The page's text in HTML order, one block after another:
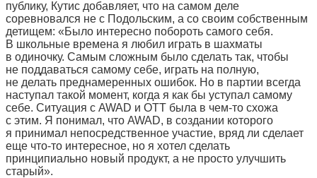
публику, Кутис добавляет, что на самом деле
соревновался не с Подольским, а со своим собственным
детищем: «Было интересно побороть самого себя.
В школьные времена я любил играть в шахматы
в одиночку. Самым сложным было сделать так, чтобы
не поддаваться самому себе, играть на полную,
не делать преднамеренных ошибок. Но в партии всегда
наступал такой момент, когда я как бы уступал самому
себе. Ситуация с AWAD и OTT была в чем-то схожа
с этим. Я понимал, что AWAD, в создании которого
я принимал непосредственное участие, вряд ли сделает
еще что-то интересное, но я хотел сделать
принципиально новый продукт, а не просто улучшить
старый».